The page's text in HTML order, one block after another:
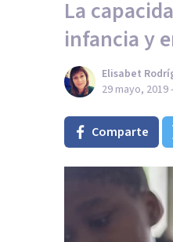
La
infancia y
Elisabet
29 mayo, 2019
Comparte